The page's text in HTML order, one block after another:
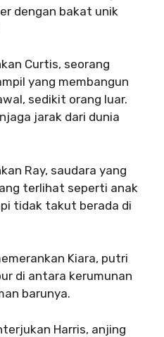
dengan bakat unik
Curtis, seorang
yang membangun
sedikit orang luar.
jarak dari dunia
Ray, saudara yang
terlihat seperti anak
tidak takut berada di
Kiara, putri
di antara kerumunan
barunya.
Harris, anjing